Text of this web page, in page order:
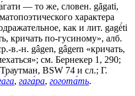
— то же, словен. gȃgati,
характера
как и лит. gagė́ti
кричать по-гусиному», алб.
в.-н. gâgen, gâgern «кричать,
см. Бернекер 1, 290;
BSW 74 и сл.; Г.
, гага́ра, гогота́ть.